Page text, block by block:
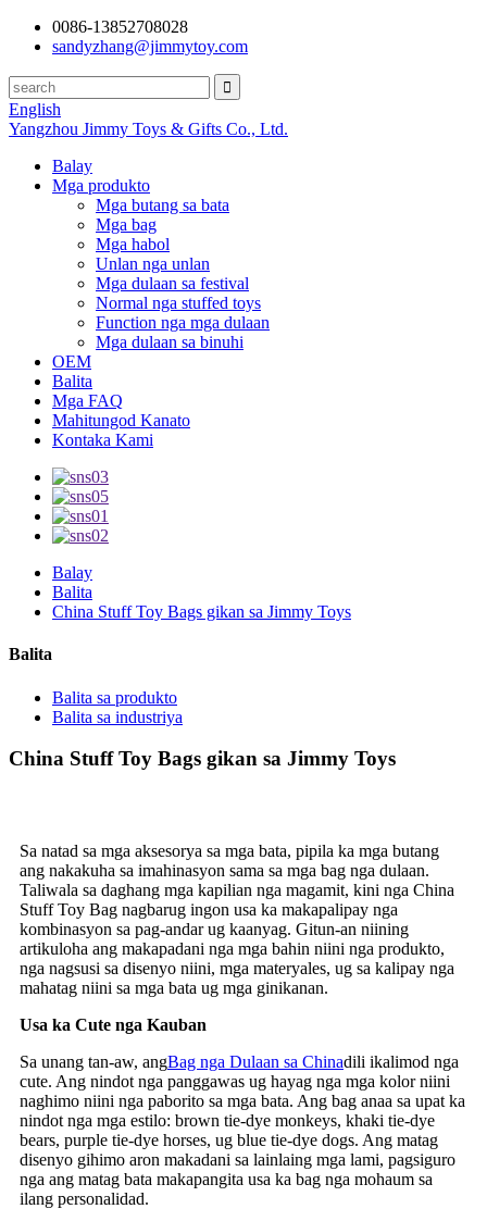
0086-13852708028
sandyzhang@jimmytoy.com
English
Yangzhou Jimmy Toys & Gifts Co., Ltd.
Balay
Mga produkto
Mga butang sa bata
Mga bag
Mga habol
Unlan nga unlan
Mga dulaan sa festival
Normal nga stuffed toys
Function nga mga dulaan
Mga dulaan sa binuhi
OEM
Balita
Mga FAQ
Mahitungod Kanato
Kontaka Kami
Balay
Balita
China Stuff Toy Bags gikan sa Jimmy Toys
Balita
Balita sa produkto
Balita sa industriya
China Stuff Toy Bags gikan sa Jimmy Toys
Sa natad sa mga aksesorya sa mga bata, pipila ka mga butang
ang nakakuha sa imahinasyon sama sa mga bag nga dulaan.
Taliwala sa daghang mga kapilian nga magamit, kini nga China
Stuff Toy Bag nagbarug ingon usa ka makapalipay nga
kombinasyon sa pag-andar ug kaanyag. Gitun-an niining
artikuloha ang makapadani nga mga bahin niini nga produkto,
nga nagsusi sa disenyo niini, mga materyales, ug sa kalipay nga
mahatag niini sa mga bata ug mga ginikanan.
Usa ka Cute nga Kauban
Sa unang tan-aw, angBag nga Dulaan sa Chinadili ikalimod nga
cute. Ang nindot nga panggawas ug hayag nga mga kolor niini
naghimo niini nga paborito sa mga bata. Ang bag anaa sa upat ka
nindot nga mga estilo: brown tie-dye monkeys, khaki tie-dye
bears, purple tie-dye horses, ug blue tie-dye dogs. Ang matag
disenyo gihimo aron makadani sa lainlaing mga lami, pagsiguro
nga ang matag bata makapangita usa ka bag nga mohaum sa
ilang personalidad.